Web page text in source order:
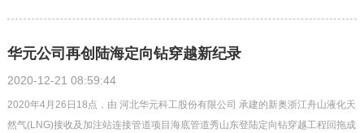
华元公司再创陆海定向钻穿越新纪录
2020-12-21 08:59:44
2020年4月26日18点，由 河北华元科工股份有限公司 承建的新奥浙江舟山液化天
然气(LNG)接收及加注站连接管道项目海底管道秀山东登陆定向钻穿越工程回拖成